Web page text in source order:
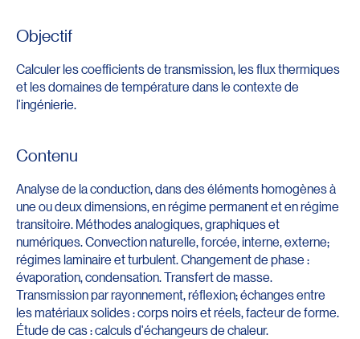
Objectif
Calculer les coefficients de transmission, les flux thermiques
et les domaines de température dans le contexte de
l'ingénierie.
Contenu
Analyse de la conduction, dans des éléments homogènes à
une ou deux dimensions, en régime permanent et en régime
transitoire. Méthodes analogiques, graphiques et
numériques. Convection naturelle, forcée, interne, externe;
régimes laminaire et turbulent. Changement de phase :
évaporation, condensation. Transfert de masse.
Transmission par rayonnement, réflexion; échanges entre
les matériaux solides : corps noirs et réels, facteur de forme.
Étude de cas : calculs d'échangeurs de chaleur.